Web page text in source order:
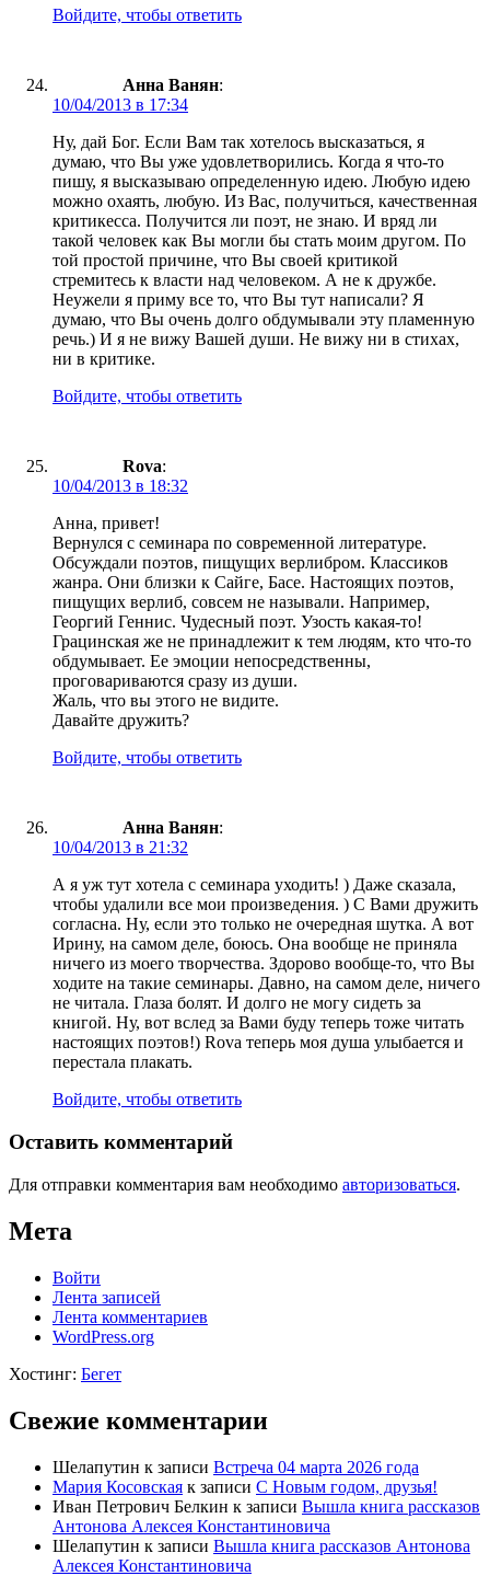
Войдите, чтобы ответить
Анна Ванян:
10/04/2013 в 17:34
Ну, дай Бог. Если Вам так хотелось высказаться, я
думаю, что Вы уже удовлетворились. Когда я что-то
пишу, я высказываю определенную идею. Любую идею
можно охаять, любую. Из Вас, получиться, качественная
критикесса. Получится ли поэт, не знаю. И вряд ли
такой человек как Вы могли бы стать моим другом. По
той простой причине, что Вы своей критикой
стремитесь к власти над человеком. А не к дружбе.
Неужели я приму все то, что Вы тут написали? Я
думаю, что Вы очень долго обдумывали эту пламенную
речь.) И я не вижу Вашей души. Не вижу ни в стихах,
ни в критике.
Войдите, чтобы ответить
Rova:
10/04/2013 в 18:32
Анна, привет!
Вернулся с семинара по современной литературе.
Обсуждали поэтов, пищущих верлибром. Классиков
жанра. Они близки к Сайге, Басе. Настоящих поэтов,
пищущих верлиб, совсем не называли. Например,
Георгий Геннис. Чудесный поэт. Узость какая-то!
Грацинская же не принадлежит к тем людям, кто что-то
обдумывает. Ее эмоции непосредственны,
проговариваются сразу из души.
Жаль, что вы этого не видите.
Давайте дружить?
Войдите, чтобы ответить
Анна Ванян:
10/04/2013 в 21:32
А я уж тут хотела с семинара уходить! ) Даже сказала,
чтобы удалили все мои произведения. ) С Вами дружить
согласна. Ну, если это только не очередная шутка. А вот
Ирину, на самом деле, боюсь. Она вообще не приняла
ничего из моего творчества. Здорово вообще-то, что Вы
ходите на такие семинары. Давно, на самом деле, ничего
не читала. Глаза болят. И долго не могу сидеть за
книгой. Ну, вот вслед за Вами буду теперь тоже читать
настоящих поэтов!) Rova теперь моя душа улыбается и
перестала плакать.
Войдите, чтобы ответить
Оставить комментарий
Для отправки комментария вам необходимо авторизоваться.
Мета
Войти
Лента записей
Лента комментариев
WordPress.org
Хостинг: Бегет
Свежие комментарии
Шелапутин к записи Встреча 04 марта 2026 года
Мария Косовская к записи С Новым годом, друзья!
Иван Петрович Белкин к записи Вышла книга рассказов
Антонова Алексея Константиновича
Шелапутин к записи Вышла книга рассказов Антонова
Алексея Константиновича